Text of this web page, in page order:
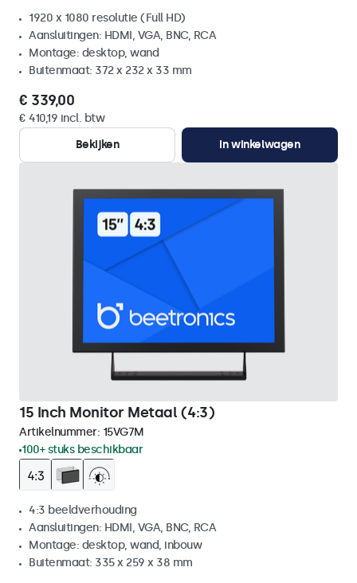
1920 x 1080 resolutie (Full HD)
Aansluitingen: HDMI, VGA, BNC, RCA
Montage: desktop, wand
Buitenmaat: 372 x 232 x 33 mm
€ 339,00
€ 410,19 incl. btw
Bekijken
In winkelwagen
15 Inch Monitor Metaal (4:3)
Artikelnummer: 15VG7M
100+ stuks beschikbaar
4:3 beeldverhouding
Aansluitingen: HDMI, VGA, BNC, RCA
Montage: desktop, wand, inbouw
Buitenmaat: 335 x 259 x 38 mm